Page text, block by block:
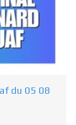
du 05 08